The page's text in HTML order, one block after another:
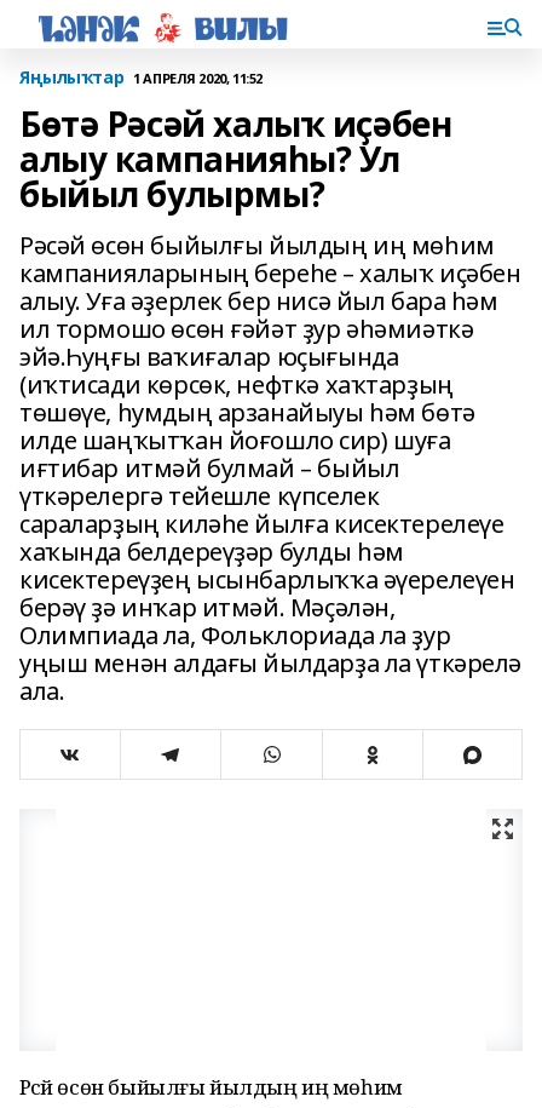
Яңылыҡтар 1 АПРЕЛЯ 2020, 11:52
Бөтә Рәсәй халыҡ иҫәбен
алыу кампанияһы? Ул
быйыл булырмы?
Рәсәй өсөн быйылғы йылдың иң мөһим
кампанияларының береһе – халыҡ иҫәбен
алыу. Уға әҙерлек бер нисә йыл бара һәм
ил тормошо өсөн ғәйәт ҙур әһәмиәткә
эйә.Һуңғы ваҡиғалар юҫығында
(иҡтисади көрсөк, нефткә хаҡтарҙың
төшөүе, һумдың арзанайыуы һәм бөтә
илде шаңҡытҡан йоғошло сир) шуға
иғтибар итмәй булмай – быйыл
үткәрелергә тейешле күпселек
сараларҙың киләһе йылға кисектерелеүе
хаҡында белдереүҙәр булды һәм
кисектереүҙең ысынбарлыҡҡа әүерелеүен
берәү ҙә инҡар итмәй. Мәҫәлән,
Олимпиада ла, Фольклориада ла ҙур
уңыш менән алдағы йылдарҙа ла үткәрелә
ала.
Рәсәй өсөн быйылғы йылдың иң мөһим